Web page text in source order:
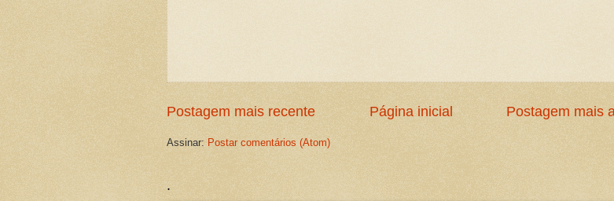
Postagem mais recente Postagem mais
Página inicial
Assinar: Postar comentários (Atom)
.